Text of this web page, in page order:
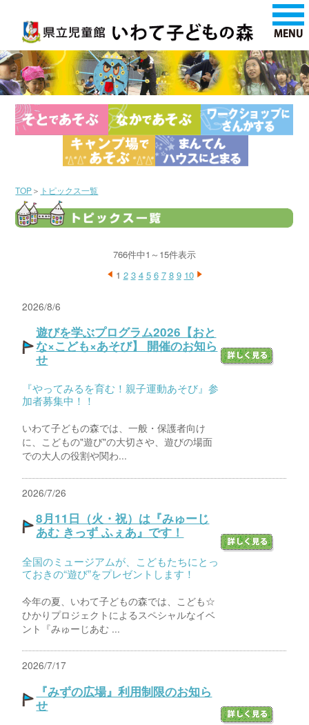
TOP＞ トピックス一覧
766件中1～15件表示
1 2 3 4 5 6 7 8 9 10
2026/8/6
遊びを学ぶプログラム2026【おと
な×こども×あそび】 開催のお知ら
せ
『やってみるを育む！親子運動あそび』参
加者募集中！！
いわて子どもの森では、一般・保護者向け
に、こどもの"遊び"の大切さや、遊びの場面
での大人の役割や関わ...
2026/7/26
8月11日（火・祝）は『みゅーじ
あむ きっず ふぇあ』です！
全国のミュージアムが、こどもたちにとっ
ておきの“遊び”をプレゼントします！
今年の夏、いわて子どもの森では、こども☆
ひかりプロジェクトによるスペシャルなイベ
ント『みゅーじあむ ...
2026/7/17
『みずの広場』利用制限のお知ら
せ